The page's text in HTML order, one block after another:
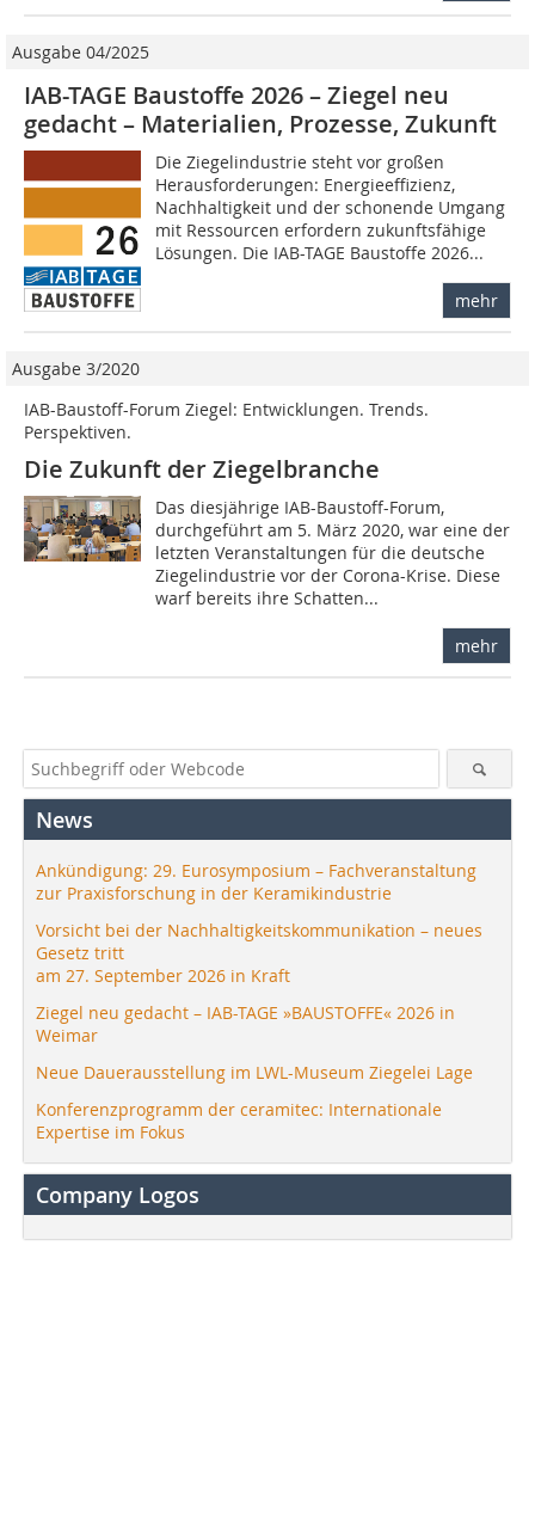
Ausgabe 04/2025
IAB-TAGE Baustoffe 2026 – Ziegel neu
gedacht – Materialien, Prozesse, Zukunft
Die Ziegelindustrie steht vor großen
Herausforderungen: Energieeffizienz,
Nachhaltigkeit und der schonende Umgang
mit Ressourcen erfordern zukunftsfähige
Lösungen. Die IAB-TAGE Baustoffe 2026...
mehr
Ausgabe 3/2020
IAB-Baustoff-Forum Ziegel: Entwicklungen. Trends.
Perspektiven.
Die Zukunft der Ziegelbranche
Das diesjährige IAB-Baustoff-Forum,
durchgeführt am 5. März 2020, war eine der
letzten Veranstaltungen für die deutsche
Ziegelindustrie vor der Corona-Krise. Diese
warf bereits ihre Schatten...
mehr
News
Ankündigung: 29. Eurosymposium – Fachveranstaltung
zur Praxisforschung in der Keramikindustrie
Vorsicht bei der Nachhaltigkeitskommunikation – neues
Gesetz tritt
am 27. September 2026 in Kraft
Ziegel neu gedacht – IAB-TAGE »BAUSTOFFE« 2026 in
Weimar
Neue Dauerausstellung im LWL-Museum Ziegelei Lage
Konferenzprogramm der ceramitec: Internationale
Expertise im Fokus
Company Logos